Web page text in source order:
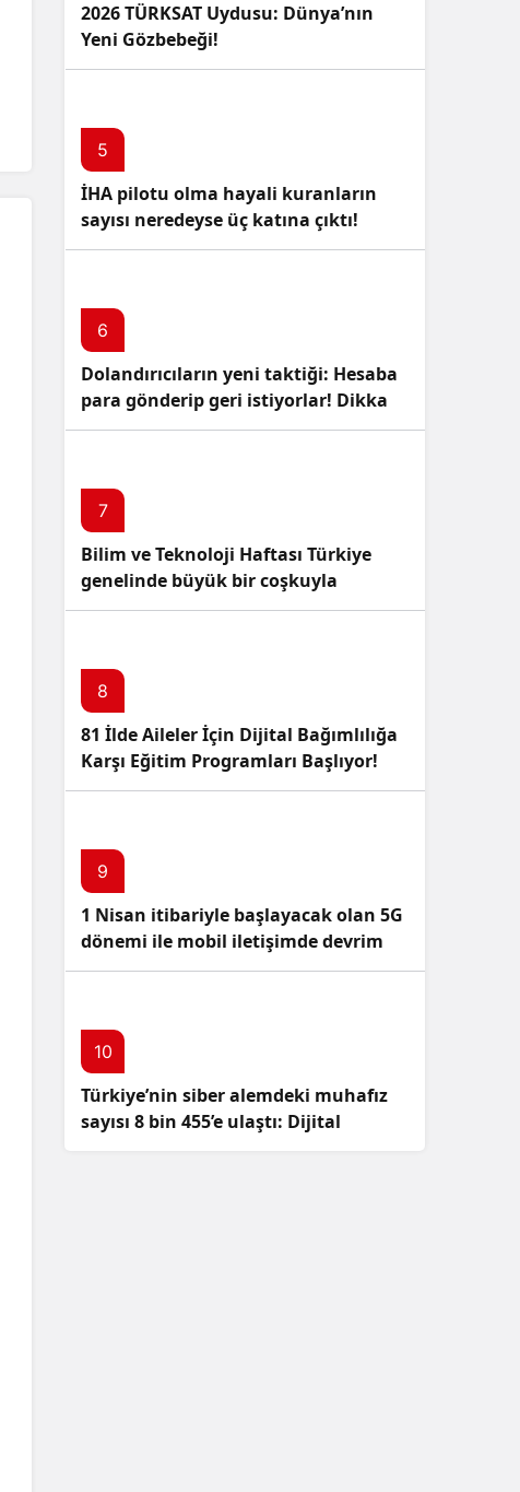
2026 TÜRKSAT Uydusu: Dünya’nın
Yeni Gözbebeği!
5
İHA pilotu olma hayali kuranların
sayısı neredeyse üç katına çıktı!
6
Dolandırıcıların yeni taktiği: Hesaba
para gönderip geri istiyorlar! Dikkat
Edin!
7
Bilim ve Teknoloji Haftası Türkiye
genelinde büyük bir coşkuyla
kutlandı: İşte Etkinlikler ve
8
81 İlde Aileler İçin Dijital Bağımlılığa
Karşı Eğitim Programları Başlıyor!
9
1 Nisan itibariyle başlayacak olan 5G
dönemi ile mobil iletişimde devrim
başlıyor!
10
Türkiye’nin siber alemdeki muhafız
sayısı 8 bin 455’e ulaştı: Dijital